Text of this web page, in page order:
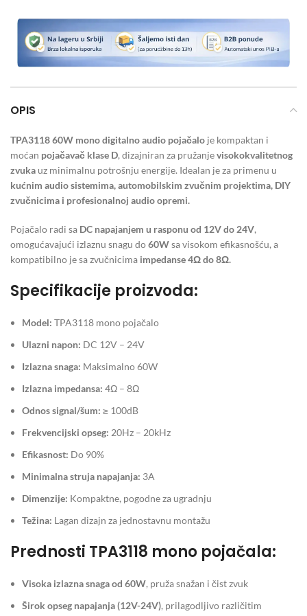
OPIS
TPA3118 60W mono digitalno audio pojačalo je kompaktan i
moćan pojačavač klase D, dizajniran za pružanjevisokokvalitetnog
zvuka uz minimalnu potrošnju energije. Idealan je za primenu u
kućnim audio sistemima, automobilskim zvučnim projektima, DIY
zvučnicima i profesionalnoj audio opremi.
Pojačalo radi sa DC napajanjem u rasponu od 12V do 24V,
omogućavajući izlaznu snagu do60Wsa visokom efikasnošću, a
kompatibilno je sa zvučnicima impedanse 4Ω do 8Ω.
Specifikacije proizvoda:
Model: TPA3118 mono pojačalo
Ulazni napon: DC 12V – 24V
Izlazna snaga: Maksimalno 60W
Izlazna impedansa: 4Ω – 8Ω
Odnos signal/šum: ≥ 100dB
Frekvencijski opseg: 20Hz – 20kHz
Efikasnost: Do 90%
Minimalna struja napajanja: 3A
Dimenzije: Kompaktne, pogodne za ugradnju
Težina: Lagan dizajn za jednostavnu montažu
Prednosti TPA3118 mono pojačala:
Visoka izlazna snaga od 60W, pruža snažan i čist zvuk
Širok opseg napajanja (12V-24V), prilagodljivo različitim